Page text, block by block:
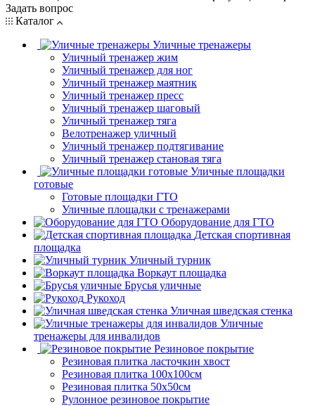
Задать вопрос
Каталог
Уличные тренажеры
Уличный тренажер жим
Уличный тренажер для ног
Уличный тренажер маятник
Уличный тренажер пресс
Уличный тренажер шаговый
Уличный тренажер тяга
Велотренажер уличный
Уличный тренажер подтягивание
Уличный тренажер становая тяга
Уличные площадки
готовые
Готовые площадки ГТО
Уличные площадки с тренажерами
Оборудование для ГТО
Детская спортивная
площадка
Уличный турник
Воркаут площадка
Брусья уличные
Рукоход
Уличная шведская стенка
Уличные
тренажеры для инвалидов
Резиновое покрытие
Резиновая плитка ласточкин хвост
Резиновая плитка 100х100см
Резиновая плитка 50х50см
Рулонное резиновое покрытие